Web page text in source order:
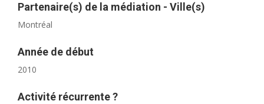
Partenaire(s) de la médiation - Ville(s)
Montréal
Année de début
2010
Activité récurrente ?